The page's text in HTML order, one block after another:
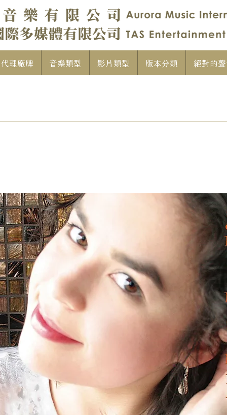
代理廠牌 音樂類型 影片類型 版本分類 絕對的